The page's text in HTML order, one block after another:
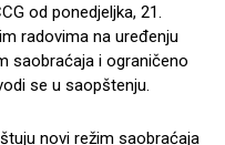
od ponedjeljka, 21.
radovima na uređenju
saobraćaja i ograničeno
se u saopštenju.
novi režim saobraćaja